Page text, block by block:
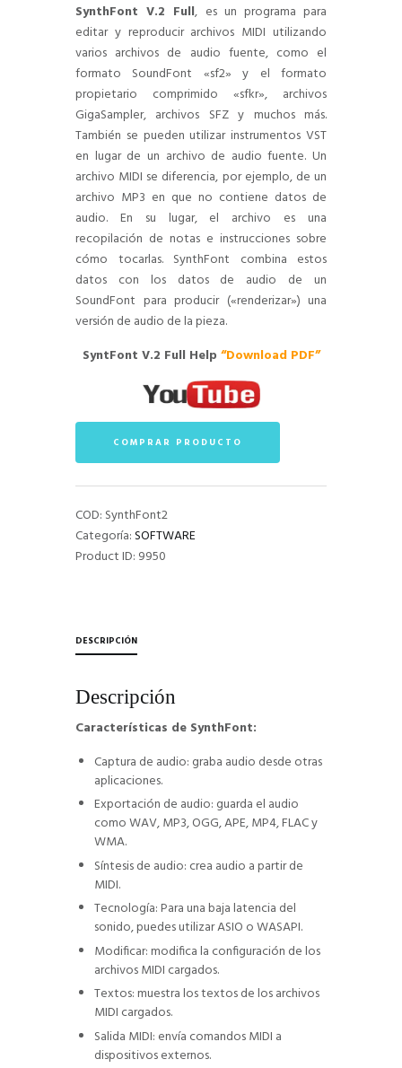
SynthFont V.2 Full, es un programa para
editar y reproducir archivos MIDI utilizando
varios archivos de audio fuente, como el
formato SoundFont «sf2» y el formato
propietario comprimido «sfkr», archivos
GigaSampler, archivos SFZ y muchos más.
También se pueden utilizar instrumentos VST
en lugar de un archivo de audio fuente. Un
archivo MIDI se diferencia, por ejemplo, de un
archivo MP3 en que no contiene datos de
audio. En su lugar, el archivo es una
recopilación de notas e instrucciones sobre
cómo tocarlas. SynthFont combina estos
datos con los datos de audio de un
SoundFont para producir («renderizar») una
versión de audio de la pieza.
SyntFont V.2 Full Help “Download PDF”
COMPRAR PRODUCTO
COD: SynthFont2
Categoría:SOFTWARE
Product ID: 9950
DESCRIPCIÓN
Descripción
Características de SynthFont:
Captura de audio: graba audio desde otras
aplicaciones.
Exportación de audio: guarda el audio
como WAV, MP3, OGG, APE, MP4, FLAC y
WMA.
Síntesis de audio: crea audio a partir de
MIDI.
Tecnología: Para una baja latencia del
sonido, puedes utilizar ASIO o WASAPI.
Modificar: modifica la configuración de los
archivos MIDI cargados.
Textos: muestra los textos de los archivos
MIDI cargados.
Salida MIDI: envía comandos MIDI a
dispositivos externos.